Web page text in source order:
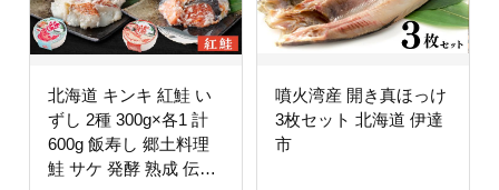
北海道 キンキ 紅鮭 い
ずし 2種 300g×各1 計
600g 飯寿し 郷土料理
鮭 サケ 発酵 熟成 伝統
噴火湾産 開き真ほっけ
3枚セット 北海道 伊達
市